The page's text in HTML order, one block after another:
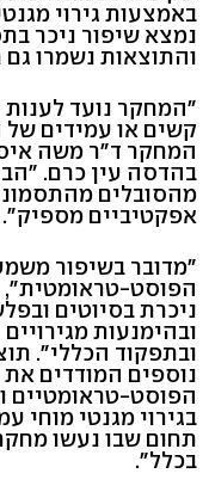
באמצעות גירוי
נמצא שיפור ניכר
והתוצאות נשמרו
"המחקר נועד
קשים או עמידים
המחקר ד"ר משה
בהדסה עין כרם.
מהסובלים
אפקטיביים מספיק".
"מדובר בשיפור
הפוסט-טראומטית",
ניכרת בסיוטים
ובהימנעות
ובתפקוד הכללי".
נוספים המודדים
הפוסט-טראומטיים
בגירוי מגנטי מוחי
תחום שבו נעשו
בכלל".